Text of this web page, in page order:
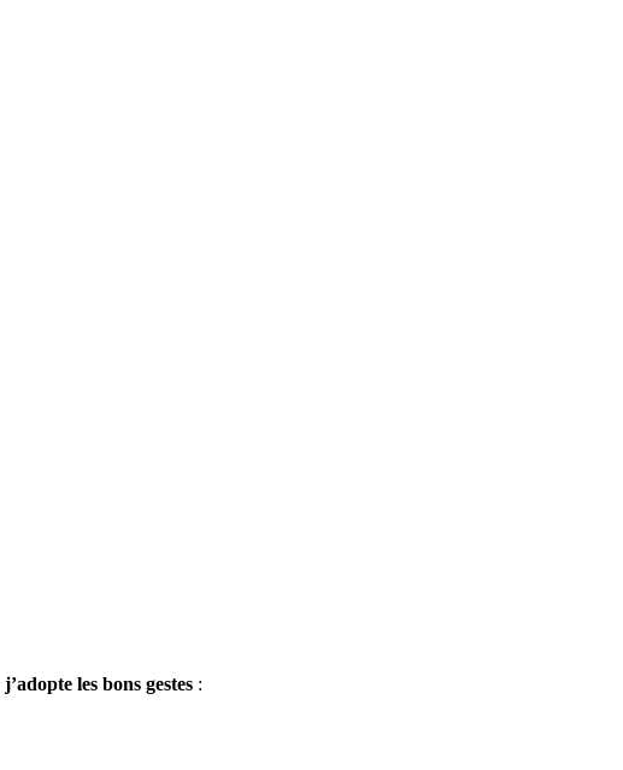
j’adopte les bons gestes :